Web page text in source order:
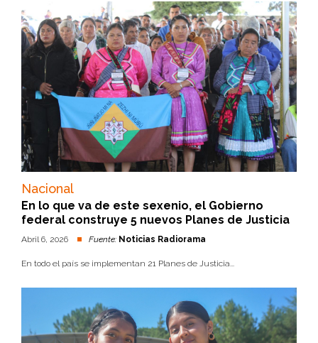
Nacional
En lo que va de este sexenio, el Gobierno
federal construye 5 nuevos Planes de Justicia
Abril 6, 2026 Fuente: Noticias Radiorama
En todo el país se implementan 21 Planes de Justicia...